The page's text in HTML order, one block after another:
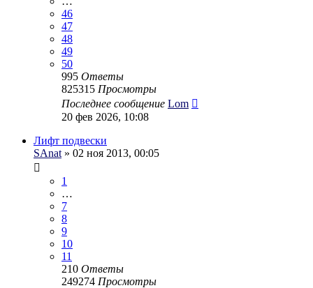
46
47
48
49
50
995 Ответы
825315 Просмотры
Последнее сообщение Lom
20 фев 2026, 10:08
Лифт подвески
SAnat » 02 ноя 2013, 00:05
1
…
7
8
9
10
11
210 Ответы
249274 Просмотры